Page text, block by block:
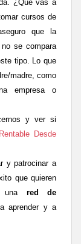
¿Qué vas a
cursos de
que la
se compara
tipo. Lo que
madre, como
empresa o
y ver si
Desde
y patrocinar a
que quieren
una red de
aprender y a